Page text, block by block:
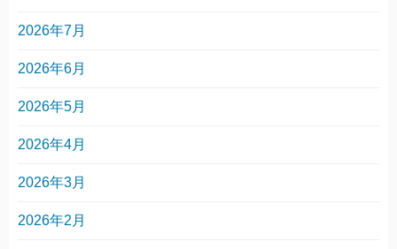
2026年7月
2026年6月
2026年5月
2026年4月
2026年3月
2026年2月